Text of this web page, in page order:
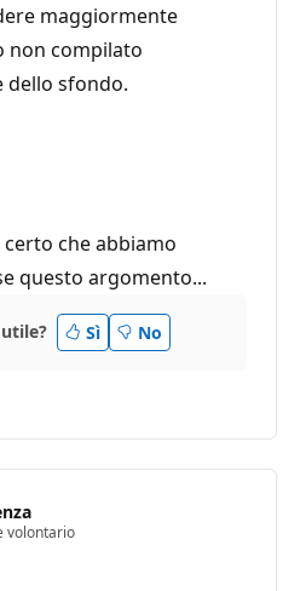
maggiormente
non compilato
dello sfondo.
che abbiamo
questo argomento...
Sì No
volontario